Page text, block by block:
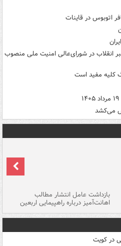
انقلاب در شورای‌عالی امنیت ملی منصوب
کلیه مفید است
می‌کشد
بازداشت عامل انتشار مطالب
اهانت‌آمیز درباره راهپیمایی اربعین
در کویت